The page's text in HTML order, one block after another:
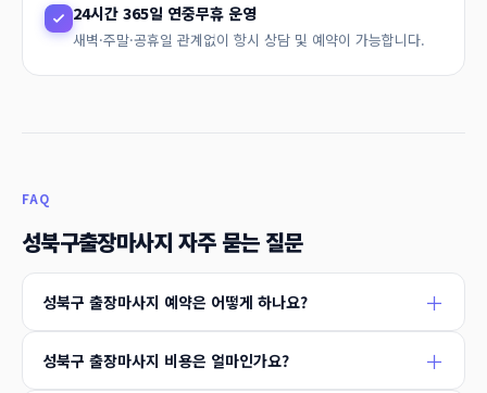
24시간 365일 연중무휴 운영
새벽·주말·공휴일 관계없이 항시 상담 및 예약이 가능합니다.
FAQ
성북구출장마사지 자주 묻는 질문
성북구 출장마사지 예약은 어떻게 하나요?
성북구 출장마사지 비용은 얼마인가요?